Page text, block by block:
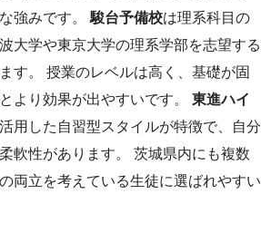
強みです。 駿台予備校は理系科目の
大学や東京大学の理系学部を志望する
す。 授業のレベルは高く、基礎が固
より効果が出やすいです。 東進ハイ
用した自習型スタイルが特徴で、自分
軟性があります。 茨城県内にも複数
両立を考えている生徒に選ばれやすい